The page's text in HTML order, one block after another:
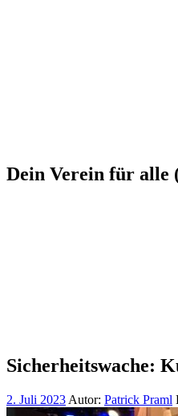
Dein Verein für alle
Sicherheitswache:
2. Juli 2023 Autor: Patrick Praml